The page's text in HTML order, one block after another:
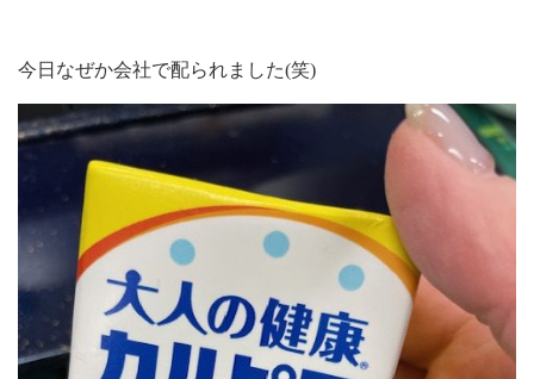
今日なぜか会社で配られました(笑)